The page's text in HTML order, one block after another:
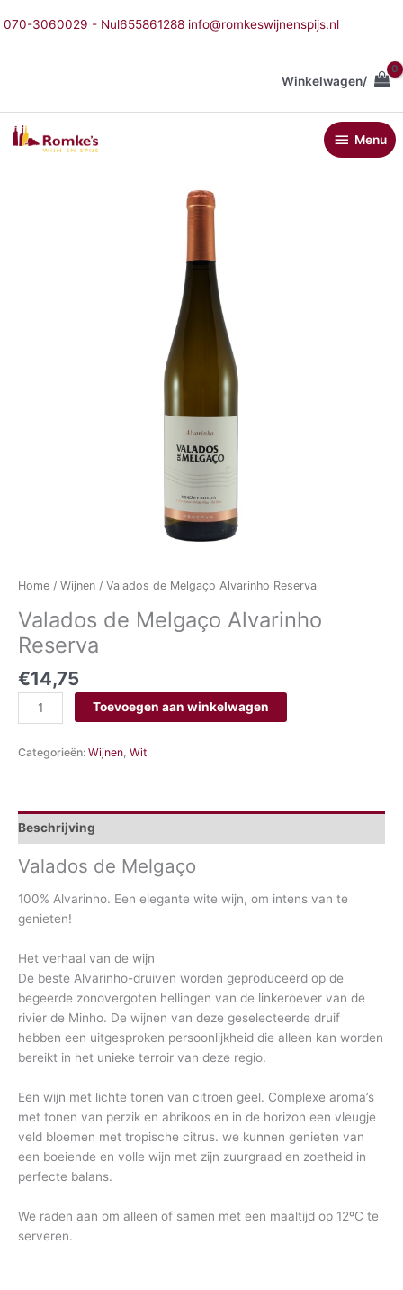
naar
070-3060029 - Nul655861288 info@romkeswijnenspijs.nl
Winkelwagen/
Menu
Menu
Home / Wijnen / Valados de Melgaço Alvarinho Reserva
Valados de Melgaço Alvarinho
Reserva
€14,75
Toevoegen aan winkelwagen
Categorieën: Wijnen Wit
Beschrijving
Valados de Melgaço
100% Alvarinho. Een elegante wite wijn, om intens van te
genieten!
Het verhaal van de wijn
De beste Alvarinho-druiven worden geproduceerd op de
begeerde zonovergoten hellingen van de linkeroever van de
rivier de Minho. De wijnen van deze geselecteerde druif
hebben een uitgesproken persoonlijkheid die alleen kan worden
bereikt in het unieke terroir van deze regio.
Een wijn met lichte tonen van citroen geel. Complexe aroma’s
met tonen van perzik en abrikoos en in de horizon een vleugje
veld bloemen met tropische citrus. we kunnen genieten van
een boeiende en volle wijn met zijn zuurgraad en zoetheid in
perfecte balans.
We raden aan om alleen of samen met een maaltijd op 12ºC te
serveren.